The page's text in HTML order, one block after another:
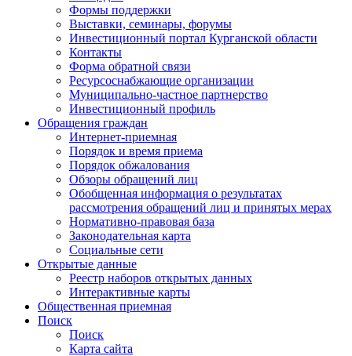
Формы поддержки
Выставки, семинары, форумы
Инвестиционный портал Курганской области
Контакты
Форма обратной связи
Ресурсоснабжающие организации
Муниципально-частное партнерство
Инвестиционный профиль
Обращения граждан
Интернет-приемная
Порядок и время приема
Порядок обжалования
Обзоры обращений лиц
Обобщенная информация о результатах
рассмотрения обращений лиц и принятых мерах
Нормативно-правовая база
Законодательная карта
Социальные сети
Открытые данные
Реестр наборов открытых данных
Интерактивные карты
Общественная приемная
Поиск
Поиск
Карта сайта